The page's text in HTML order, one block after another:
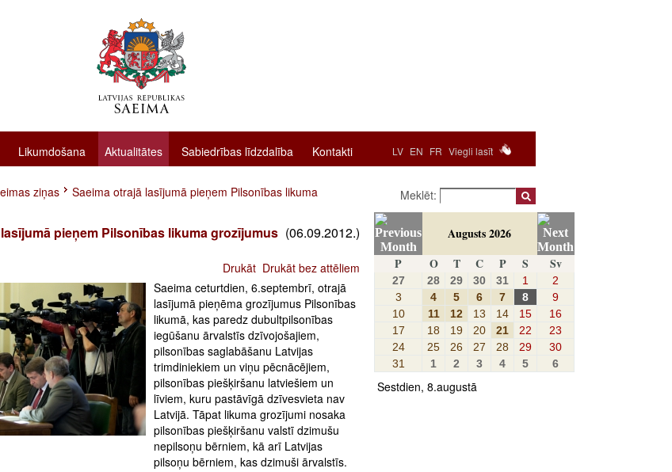
LV EN FR Viegli lasīt
Likumdošana Aktualitātes Sabiedrības līdzdalība Kontakti
ziņas
Saeima otrajā lasījumā pieņem Pilsonības likuma
pieņem Pilsonības likuma grozījumus (06.09.2012.)
Drukāt Drukāt bez attēliem
Saeima ceturtdien, 6.septembrī, otrajā
lasījumā pieņēma grozījumus Pilsonības
likumā, kas paredz dubultpilsonības
iegūšanu ārvalstīs dzīvojošajiem,
pilsonības saglabāšanu Latvijas
trimdiniekiem un viņu pēcnācējiem,
pilsonības piešķiršanu latviešiem un
līviem, kuru pastāvīgā dzīvesvieta nav
Latvijā. Tāpat likuma grozījumi nosaka
pilsonības piešķiršanu valstī dzimušu
nepilsoņu bērniem, kā arī Latvijas
pilsoņu bērniem, kas dzimuši ārvalstīs.
Meklēt:
Augusts 2026
P
O T C P S Sv
27 28 29 30 31 1
2
3
4 5 6 7 8
9
10
11 12 13 14 15
16
17
18 19 20 21 22
23
24
25 26 27 28 29
30
31
1 2 3 4 5 6
Sestdien, 8.augustā